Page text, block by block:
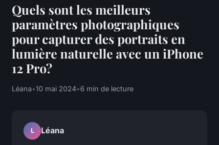
Quels sont les meilleurs
paramètres photographiques
pour capturer des portraits en
lumière naturelle avec un iPhone
12 Pro?
Léana•10 mai 2024•6 min de lecture
L Léana